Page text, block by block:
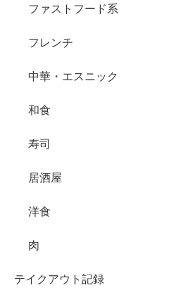
ファストフード系
フレンチ
中華・エスニック
和食
寿司
居酒屋
洋食
肉
テイクアウト記録